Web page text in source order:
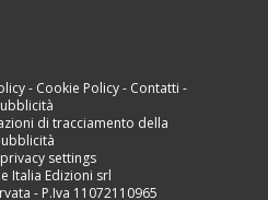
- Cookie Policy - Contatti -
di tracciamento della
settings
Italia Edizioni srl
- P.Iva 11072110965